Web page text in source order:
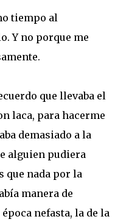
tiempo al
Y no porque me
que llevaba el
laca, para hacerme
demasiado a la
alguien pudiera
que nada por la
manera de
nefasta, la de la